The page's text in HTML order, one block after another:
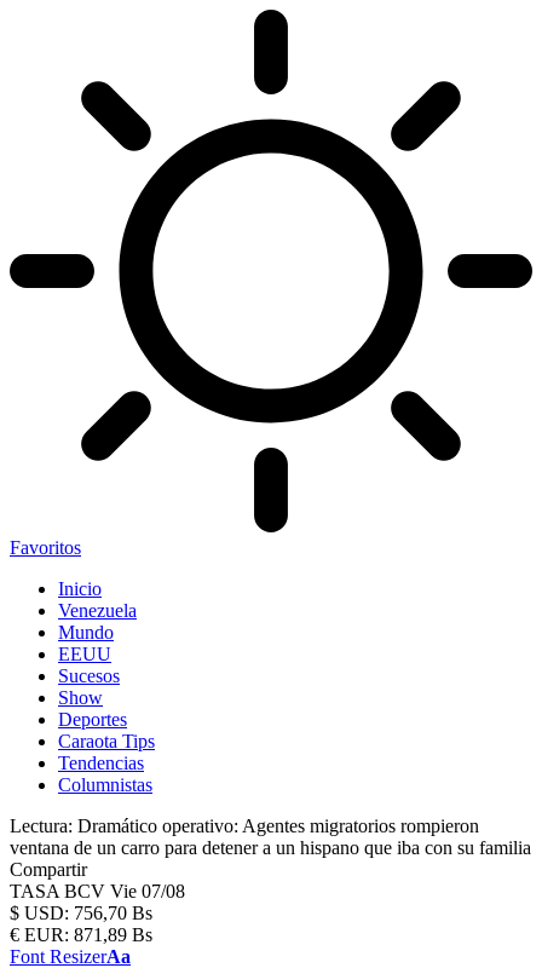
Favoritos
Inicio
Venezuela
Mundo
EEUU
Sucesos
Show
Deportes
Caraota Tips
Tendencias
Columnistas
Lectura: Dramático operativo: Agentes migratorios rompieron
ventana de un carro para detener a un hispano que iba con su familia
Compartir
TASA BCV Vie 07/08
$ USD: 756,70 Bs
€ EUR: 871,89 Bs
Font ResizerAa